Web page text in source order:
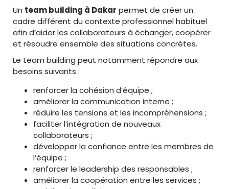
Un team building à Dakar permet de créer un
cadre différent du contexte professionnel habituel
afin d’aider les collaborateurs à échanger, coopérer
et résoudre ensemble des situations concrètes.
Le team building peut notamment répondre aux
besoins suivants :
renforcer la cohésion d’équipe ;
améliorer la communication interne ;
réduire les tensions et les incompréhensions ;
faciliter l’intégration de nouveaux
collaborateurs ;
développer la confiance entre les membres de
l’équipe ;
renforcer le leadership des responsables ;
améliorer la coopération entre les services ;